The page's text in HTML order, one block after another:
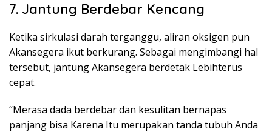
7. Jantung Berdebar Kencang
Ketika sirkulasi darah terganggu, aliran oksigen pun
Akansegera ikut berkurang. Sebagai mengimbangi hal
tersebut, jantung Akansegera berdetak Lebihterus
cepat.
“Merasa dada berdebar dan kesulitan bernapas
panjang bisa Karena Itu merupakan tanda tubuh Anda